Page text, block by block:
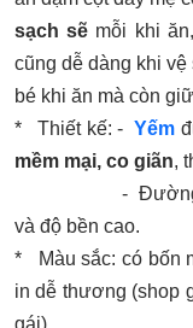
sạch sẽ mỗi khi
cũng dễ dàng khi
bé khi ăn mà còn
* Thiết kế: -Yếm
mềm mại, co giãn,
- Đường may
và độ bền cao.
* Màu sắc: có bốn
in dễ thương (shop
gái)